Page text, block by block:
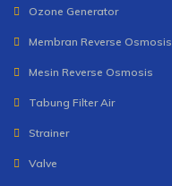
Ozone Generator
Membran Reverse Osmosis
Mesin Reverse Osmosis
Tabung Filter Air
Strainer
Valve